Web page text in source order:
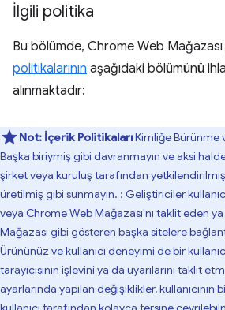
İlgili politika
Bu bölümde, Chrome Web Mağazası
politikalarının aşağıdaki bölümünü
alınmaktadır:
Not: İçerik PolitikalarıKimliğe Bürünme
Başka biriymiş gibi davranmayın ve aksi
şirket veya kuruluş tarafından
üretilmiş gibi sunmayın. : Geliştiriciler
veya Chrome Web Mağazası'nı taklit eden
Mağazası gibi gösteren başka sitelere
Ürününüz ve kullanıcı deneyimi de bir
tarayıcısının işlevini ya da uyarılarını taklit
ayarlarında yapılan değişiklikler, kullanıcının